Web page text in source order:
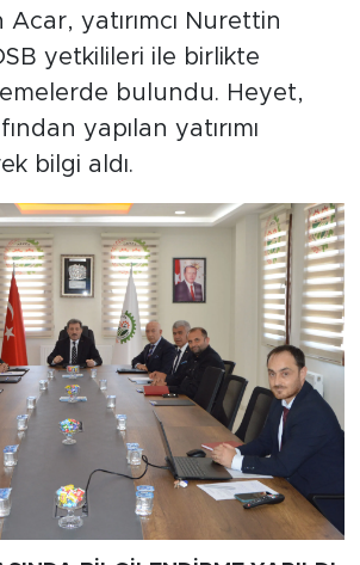
Acar, yatırımcı Nurettin
yetkilileri ile birlikte
bulundu. Heyet,
yapılan yatırımı
bilgi aldı.